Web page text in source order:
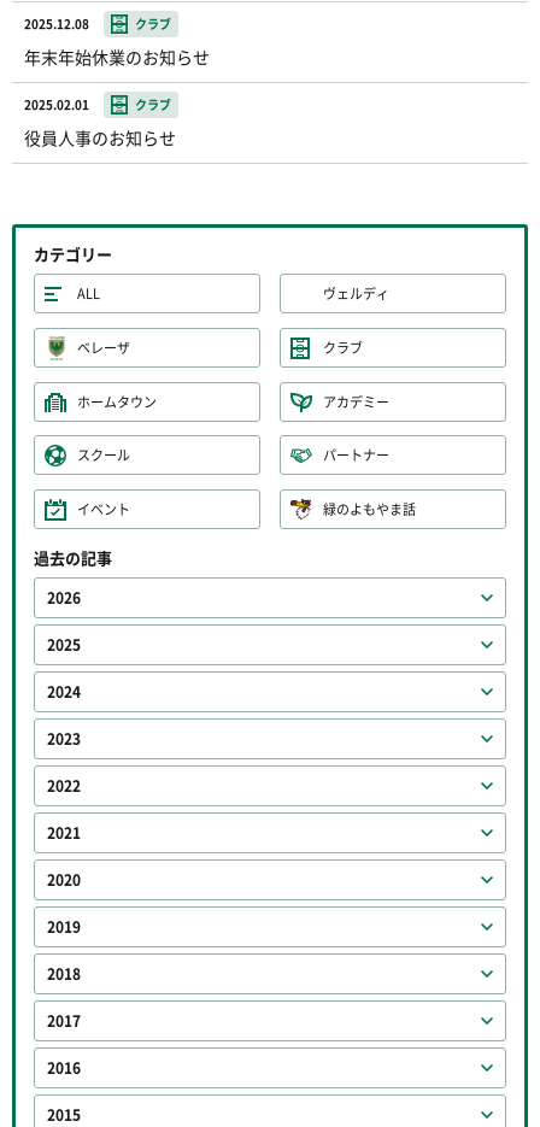
2025.12.08 クラブ
年末年始休業のお知らせ
2025.02.01 クラブ
役員人事のお知らせ
カテゴリー
ALL ヴェルディ
ベレーザ クラブ
ホームタウン アカデミー
スクール パートナー
イベント 緑のよもやま話
過去の記事
2026
2025
2024
2023
2022
2021
2020
2019
2018
2017
2016
2015